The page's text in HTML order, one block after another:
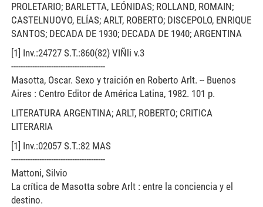
PROLETARIO; BARLETTA, LEÓNIDAS; ROLLAND, ROMAIN;
CASTELNUOVO, ELÍAS; ARLT, ROBERTO; DISCEPOLO, ENRIQUE
SANTOS; DECADA DE 1930; DECADA DE 1940; ARGENTINA
[1] Inv.:24727 S.T.:860(82) VIÑli v.3
----------------------------------------
Masotta, Oscar. Sexo y traición en Roberto Arlt. -- Buenos
Aires : Centro Editor de América Latina, 1982. 101 p.
LITERATURA ARGENTINA; ARLT, ROBERTO; CRITICA
LITERARIA
[1] Inv.:02057 S.T.:82 MAS
----------------------------------------
Mattoni, Silvio
La crítica de Masotta sobre Arlt : entre la conciencia y el
destino.